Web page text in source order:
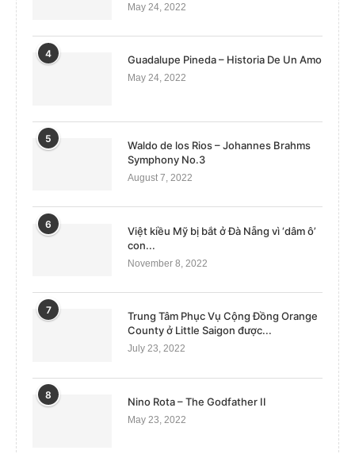
May 24, 2022
4
Guadalupe Pineda – Historia De Un Amo
May 24, 2022
5
Waldo de los Rios – Johannes Brahms
Symphony No.3
August 7, 2022
6
Việt kiều Mỹ bị bắt ở Đà Nẵng vì ‘dâm ô’
con...
November 8, 2022
7
Trung Tâm Phục Vụ Cộng Đồng Orange
County ở Little Saigon được...
July 23, 2022
8
Nino Rota – The Godfather II
May 23, 2022